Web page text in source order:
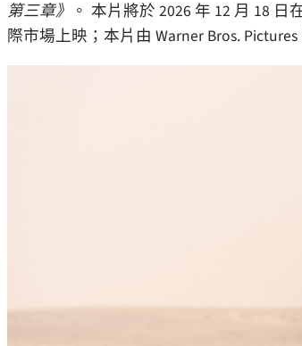
第三章》 。 本片將於 2026 年 12 月 18
際市場上映；本片由 Warner Bros.